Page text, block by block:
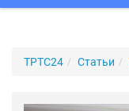
ТРТС24 Статьи